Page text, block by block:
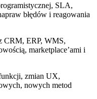
SLA,
błędów i reagowania
CRM, ERP, WMS,
marketplace’ami i
zmian UX,
nowych metod